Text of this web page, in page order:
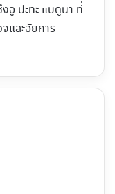
อู ปะทะ แบดูนา ที่
และอัยการ